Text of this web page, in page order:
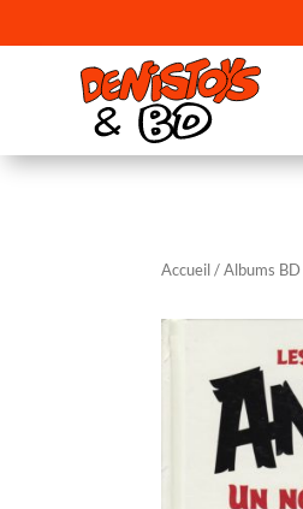
Accueil/Albums BD